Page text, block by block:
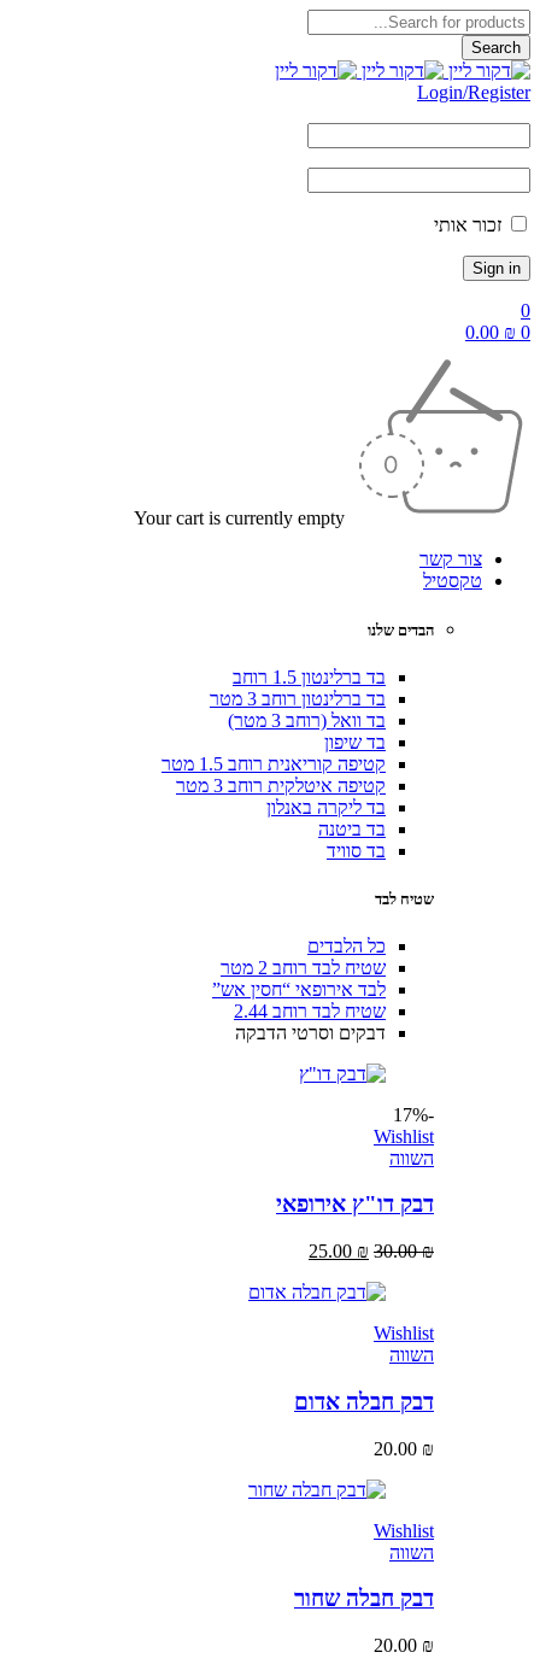
Login/
אותי
Your cart is currently empty
צור קשר
טקסטיל
הבדים שלנו
בד ברלינטון 1.5 רוחב
בד ברלינטון רוחב 3 מטר
בד וואל (רוחב 3 מטר)
בד שיפון
קטיפה קוריאנית רוחב 1.5 מטר
קטיפה איטלקית רוחב 3 מטר
בד ליקרה באנלון
בד ביטנה
בד סוויד
שטיח לבד
כל הלבדים
שטיח לבד רוחב 2 מטר
לבד אירופאי “חסין אש”
שטיח לבד רוחב 2.44
דבקים וסרטי הדבקה
Wishlist
דבק דו"ץ אירופאי
30.00
25.00₪
Wishlist
דבק חבלה אדום
20.00
Wishlist
דבק חבלה שחור
20.00